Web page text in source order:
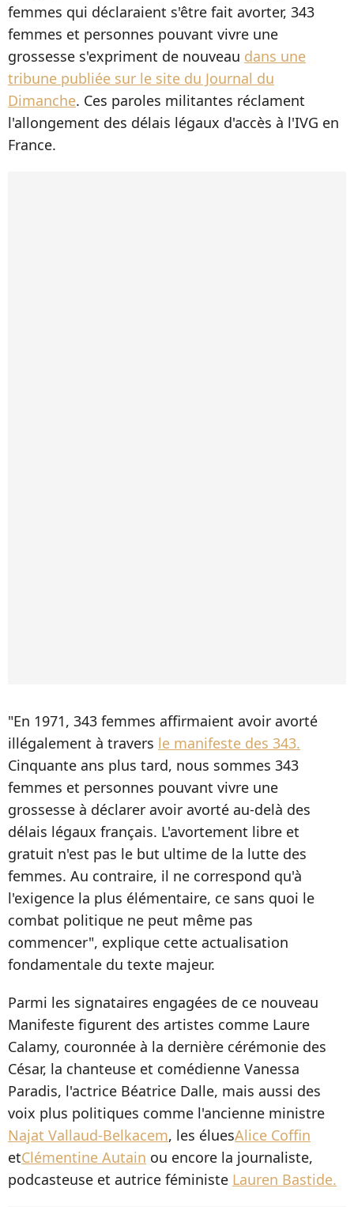
femmes qui déclaraient s'être fait avorter, 343
femmes et personnes pouvant vivre une
grossesse s'expriment de nouveau dans une
tribune publiée sur le site du Journal du
Dimanche. Ces paroles militantes réclament
l'allongement des délais légaux d'accès à l'IVG en
France.
"En 1971, 343 femmes affirmaient avoir avorté
illégalement à travers le ­manifeste des 343.
Cinquante ans plus tard, nous sommes 343
femmes et personnes pouvant vivre une
grossesse à déclarer avoir avorté au-delà des
délais légaux français. L'avortement libre et
gratuit n'est pas le but ultime de la lutte des
femmes. Au contraire, il ne correspond qu'à
l'exigence la plus élémentaire, ce sans quoi le
combat politique ne peut même pas
commencer", explique cette actualisation
fondamentale du texte majeur.
Parmi les signataires engagées de ce nouveau
Manifeste figurent des artistes comme Laure
Calamy, couronnée à la dernière cérémonie des
César, la chanteuse et comédienne Vanessa
Paradis, l'actrice Béatrice Dalle, mais aussi des
voix plus politiques comme l'ancienne ministre
Najat Vallaud-Belkacem, les éluesAlice Coffin
etClémentine Autain ou encore la journaliste,
podcasteuse et autrice féministe Lauren Bastide.